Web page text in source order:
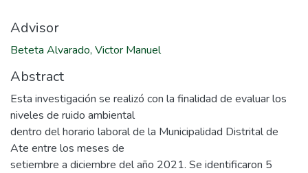
Advisor
Beteta Alvarado, Victor Manuel
Abstract
Esta investigación se realizó con la finalidad de evaluar los
niveles de ruido ambiental
dentro del horario laboral de la Municipalidad Distrital de
Ate entre los meses de
setiembre a diciembre del año 2021. Se identificaron 5